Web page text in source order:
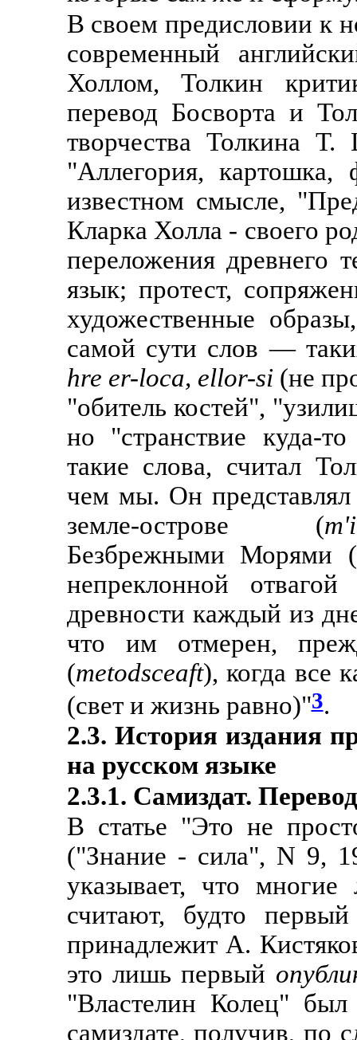
В своем предисловии к
современный
Холлом, Толкин
перевод Босворта и
творчества Толкина
"Аллегория,
известном смысле,
Кларка Холла - своего
переложения древнего
язык; протест,
художественные
самой сути слов —
hre er-loca, ellor-si(не
"обитель костей",
но "странствие куда-
такие слова, считал
чем мы. Он
земле-острове (
Безбрежными Морями (
непреклонной
древности каждый из
что им отмерен,
(metodsceaft), когда все
(свет и жизнь равно)"3.
2.3. История издания
на русском языке
2.3.1. Самиздат.
В статье "Это не
("Знание - сила", N 9,
указывает, что многие
считают, будто
принадлежит А.
это лишь первый
"Властелин Колец" был
самиздате, получив, по